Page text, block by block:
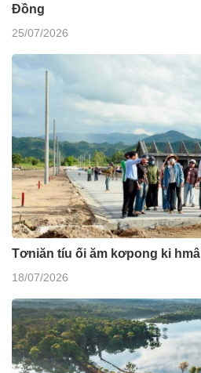
Đồng
25/07/2026
Tơniăn tíu ối ăm kơpong ki
18/07/2026